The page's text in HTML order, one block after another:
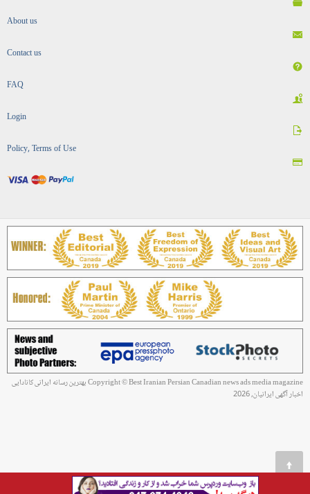
About us
Contact us
FAQ
Login
Policy, Terms of Use
Copyright © Best Iranian Persian Canadian news ads media magazine بهترین رسانه ایرانی کانادایی
اخبار آگهی ایرانیان, 2026